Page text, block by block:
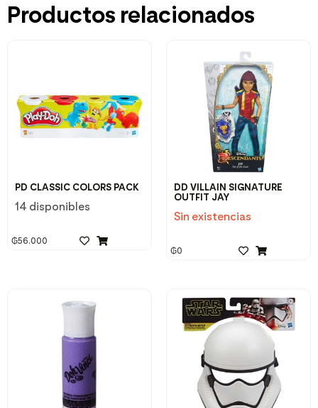
Productos relacionados
PD CLASSIC COLORS PACK
14 disponibles
₲56.000
DD VILLAIN SIGNATURE
OUTFIT JAY
Sin existencias
₲0